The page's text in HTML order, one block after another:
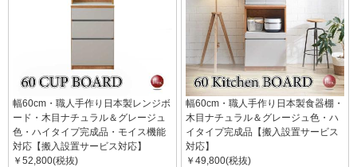
幅60cm・職人手作り日本製レンジボ
ード・木目ナチュラル＆グレージュ
色・ハイタイプ完成品・モイス機能
対応【搬入設置サービス対応】
￥52,800(税抜)
幅60cm・職人手作り日本製食器棚・
木目ナチュラル＆グレージュ色・ハ
イタイプ完成品【搬入設置サービス
対応】
￥49,800(税抜)